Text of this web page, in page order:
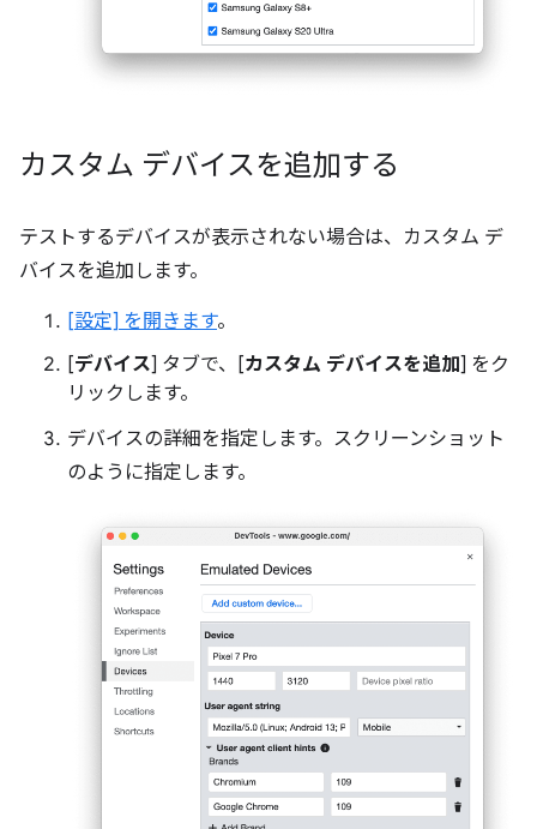
カスタム デバイスを追加する
テストするデバイスが表示されない場合は、カスタム デ
バイスを追加します。
[設定] を開きます。
[デバイス] タブで、[カスタム デバイスを追加] をク
リックします。
デバイスの詳細を指定します。スクリーンショット
のように指定します。